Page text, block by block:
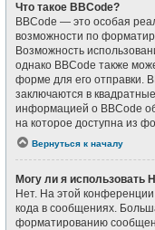
Что такое BBCode?
BBCode — это особая
возможности по
Возможность
однако BBCode также
форме для его отправки.
заключаются в
информацией о BBCode
на которое доступна из
Вернуться к началу
Могу ли я использовать
Нет. На этой
кода в сообщениях.
форматированию